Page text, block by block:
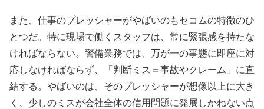
また、仕事のプレッシャーがやばいのもセコムの特徴のひ
とつだ。特に現場で働くスタッフは、常に緊張感を持たな
ければならない。警備業務では、万が一の事態に即座に対
応しなければならず、「判断ミス＝事故やクレーム」に直
結する。やばいのは、そのプレッシャーが想像以上に大き
く、少しのミスが会社全体の信用問題に発展しかねない点